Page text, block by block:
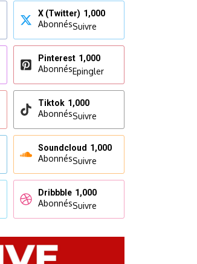
X (Twitter) 1,000
AbonnésSuivre
Pinterest 1,000
AbonnésEpingler
Tiktok 1,000
AbonnésSuivre
Soundcloud 1,000
AbonnésSuivre
Dribbble 1,000
AbonnésSuivre